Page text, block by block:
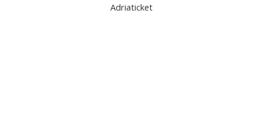
Adriaticket